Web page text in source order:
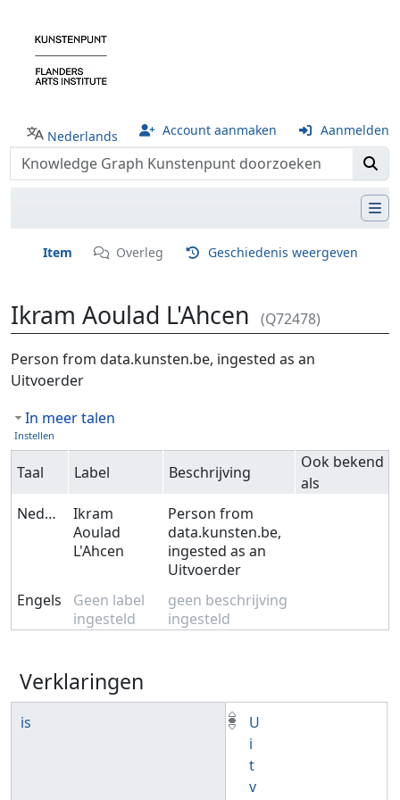
Nederlands Account aanmaken Aanmelden
Item Overleg Geschiedenis weergeven
Ikram Aoulad L'Ahcen (Q72478)
Ga naar:navigatie,zoeken
Person from data.kunsten.be, ingested as an
Uitvoerder
In meer talen
Instellen
Taal Label Beschrijving
Ook bekend
als
Nederlands
Ikram
Aoulad
L'Ahcen
Person from
data.kunsten.be,
ingested as an
Uitvoerder
Engels
Geen label
ingesteld
geen beschrijving
ingesteld
Verklaringen
is
U
i
t
v